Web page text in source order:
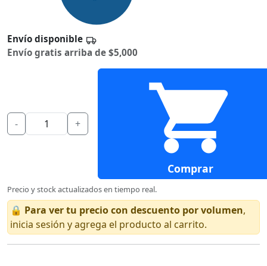
Envío disponible
Envío gratis arriba de $5,000
- +
Comprar
Precio y stock actualizados en tiempo real.
🔒 Para ver tu precio con descuento por volumen,
inicia sesión y agrega el producto al carrito.